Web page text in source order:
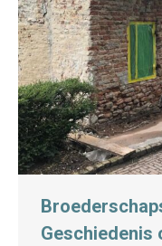
Geschiedenis